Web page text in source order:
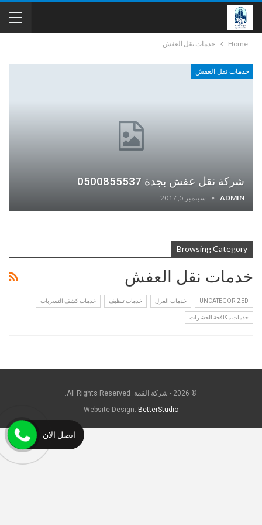
Home خدمات نقل العفش
خدمات نقل العفش
شركة نقل عفش بجدة 0500855537
ADMIN سبتمبر 5, 2017
Browsing Category
خدمات نقل العفش
UNCATEGORIZED خدمات العزل خدمات تنظيف خدمات كشف التسربات
خدمات مكافحة الحشرات
© 2026 - شركة القمة. All Rights Reserved.
Website Design: BetterStudio
اتصل الان